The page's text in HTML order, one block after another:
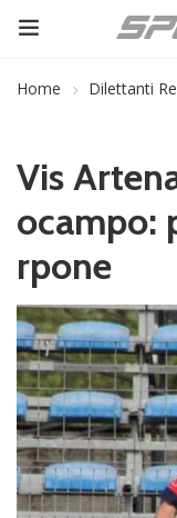
Home Dilettanti
Vis
ocampo:
rpone